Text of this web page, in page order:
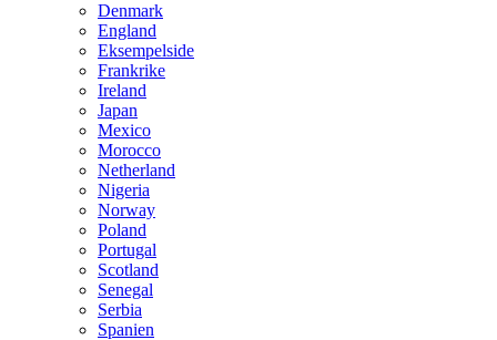
Denmark
England
Eksempelside
Frankrike
Ireland
Japan
Mexico
Morocco
Netherland
Nigeria
Norway
Poland
Portugal
Scotland
Senegal
Serbia
Spanien